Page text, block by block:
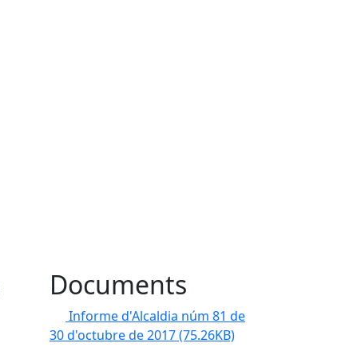
Documents
Informe d'Alcaldia núm 81 de
30 d'octubre de 2017(75.26KB)